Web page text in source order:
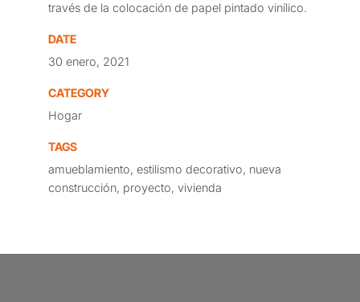
través de la colocación de papel pintado vinílico.
DATE
30 enero, 2021
CATEGORY
Hogar
TAGS
amueblamiento, estilismo decorativo, nueva
construcción, proyecto, vivienda